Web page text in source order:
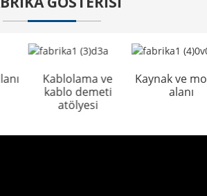
Kablolama ve
kablo demeti
atölyesi
Kaynak ve
alanı